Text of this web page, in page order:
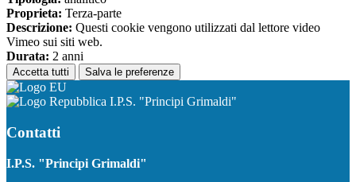
Proprieta: Terza-parte
Descrizione: Questi cookie vengono utilizzati dal lettore video
Vimeo sui siti web.
Durata: 2 anni
Accetta tutti Salva le preferenze
I.P.S. "Principi Grimaldi"
Contatti
I.P.S. "Principi Grimaldi"